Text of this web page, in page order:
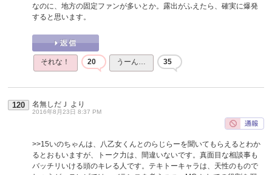
なのに、地方の固定ファンが多いとか。露出がふえたら、確実に爆発
すると思います。
それな！ 20 うーん… 35
120 名無しだＪ より
2016年8月23日 8:37 PM
>>15いのちゃんは、八乙女くんとのらじらーを聞いてもらえるとわか
るとおもいますが、トーク力は、間違いないです。真面目な相談事も
バッチリいける頭のキレる人です。テキトーキャラは、天性のもので